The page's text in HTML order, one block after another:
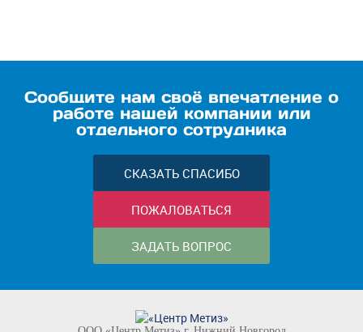
Сообщите нам своё впечатление о
работе нашей компании или
отдельного сотрудника
СКАЗАТЬ СПАСИБО
ПОЖАЛОВАТЬСЯ
ЗАДАТЬ ВОПРОС